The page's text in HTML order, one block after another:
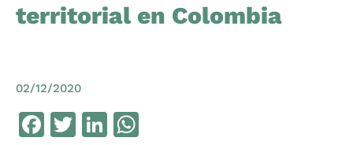
territorial en Colombia
02/12/2020
Facebook
TwitterLinkedIn